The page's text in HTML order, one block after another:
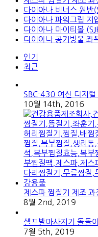
다이아나 비너스 원반
다이아나 파워그립 지
다이아나 마이티볼
다이아나 공기방울
인기
최근
SBC-430 여신 디지털
10월 14th, 2016
제스파 찜질기 제조
8월 2nd, 2019
셀프발마사지기 돌돌
7월 5th, 2019